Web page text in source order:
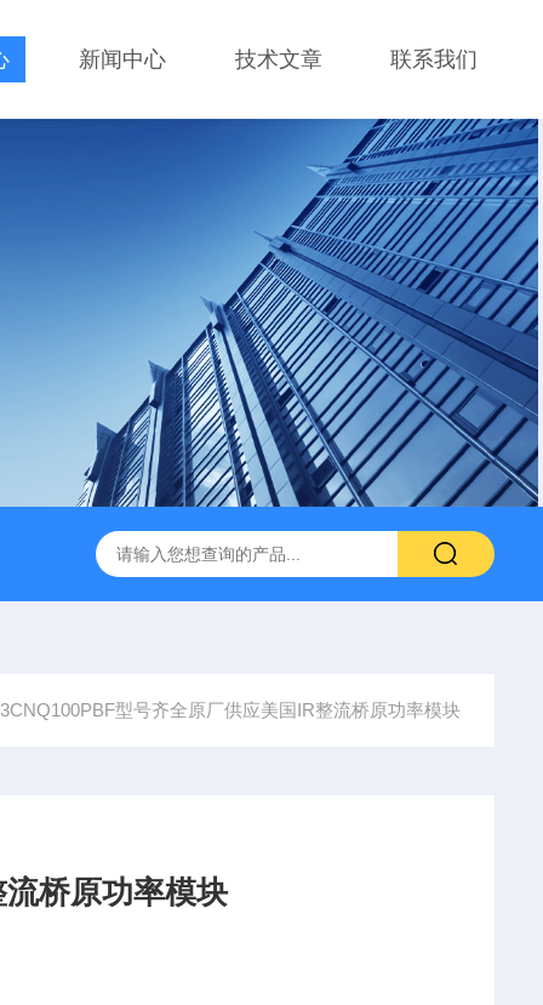
新闻中心 技术文章 联系我们
型号齐全原厂供应美国IR整流桥原功率模块
桥原功率模块